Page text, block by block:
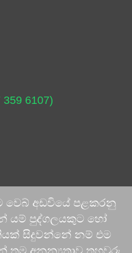
359 6107)
වෙබ් අඩවියේ පළකරනු
යම් පුද්ගලයකුට හෝ
සිදුවන්නේ නම් එම